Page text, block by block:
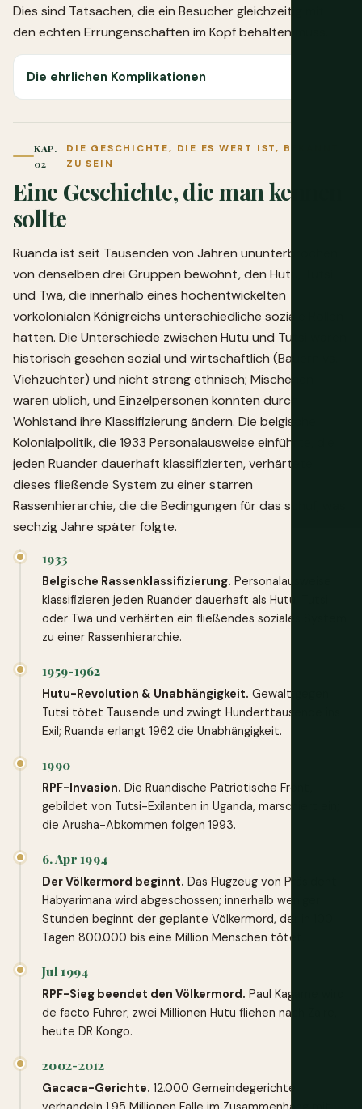
Dies sind Tatsachen, die ein Besucher gleichzeitig mit
den echten Errungenschaften im Kopf behalten muss.
Die ehrlichen Komplikationen
KAP.
02
DIE GESCHICHTE, DIE ES WERT IST, BEKANNT
ZU SEIN
Eine Geschichte, die man kennen
sollte
Ruanda ist seit Tausenden von Jahren ununterbrochen
von denselben drei Gruppen bewohnt, den Hutu, Tutsi
und Twa, die innerhalb eines hochentwickelten
vorkolonialen Königreichs unterschiedliche soziale Rollen
hatten. Die Unterschiede zwischen Hutu und Tutsi waren
historisch gesehen sozial und wirtschaftlich (Bauern vs.
Viehzüchter) und nicht streng ethnisch; Mischehen
waren üblich, und Einzelpersonen konnten durch
Wohlstand ihre Klassifizierung ändern. Die belgische
Kolonialpolitik, die 1933 Personalausweise einführte, die
jeden Ruander dauerhaft klassifizierten, verhärtete
dieses fließende System zu einer starren
Rassenhierarchie, die die Bedingungen für das schuf, was
sechzig Jahre später folgte.
1933
Belgische Rassenklassifizierung. Personalausweise
klassifizieren jeden Ruander dauerhaft als Hutu, Tutsi
oder Twa und verhärten ein fließendes soziales System
zu einer Rassenhierarchie.
1959-1962
Hutu-Revolution & Unabhängigkeit. Gewalt gegen
Tutsi tötet Tausende und zwingt Hunderttausende ins
Exil; Ruanda erlangt 1962 die Unabhängigkeit.
1990
RPF-Invasion. Die Ruandische Patriotische Front,
gebildet von Tutsi-Exilanten in Uganda, marschiert ein;
die Arusha-Abkommen folgen 1993.
6. Apr 1994
Der Völkermord beginnt. Das Flugzeug von Präsident
Habyarimana wird abgeschossen; innerhalb weniger
Stunden beginnt der geplante Völkermord, der in 100
Tagen 800.000 bis eine Million Menschen tötet.
Jul 1994
RPF-Sieg beendet den Völkermord. Paul Kagame wird
de facto Führer; zwei Millionen Hutu fliehen nach Zaire,
heute DR Kongo.
2002-2012
Gacaca-Gerichte. 12.000 Gemeindegerichte